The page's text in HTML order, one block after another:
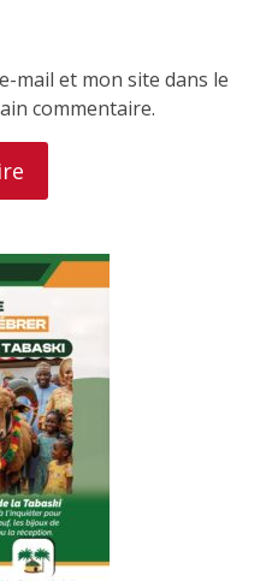
mail et mon site dans le
commentaire.